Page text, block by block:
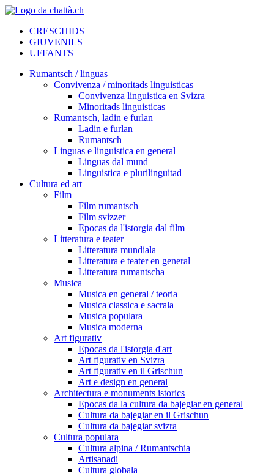
CRESCHIDS
GIUVENILS
UFFANTS
Rumantsch / linguas
Convivenza / minoritads linguisticas
Convivenza linguistica en Svizra
Minoritads linguisticas
Rumantsch, ladin e furlan
Ladin e furlan
Rumantsch
Linguas e linguistica en general
Linguas dal mund
Linguistica e plurilinguitad
Cultura ed art
Film
Film rumantsch
Film svizzer
Epocas da l'istorgia dal film
Litteratura e teater
Litteratura mundiala
Litteratura e teater en general
Litteratura rumantscha
Musica
Musica en general / teoria
Musica classica e sacrala
Musica populara
Musica moderna
Art figurativ
Epocas da l'istorgia d'art
Art figurativ en Svizra
Art figurativ en il Grischun
Art e design en general
Architectura e monuments istorics
Epocas da la cultura da bajegiar en general
Cultura da bajegiar en il Grischun
Cultura da bajegiar svizra
Cultura populara
Cultura alpina / Rumantschia
Artisanadi
Cultura globala